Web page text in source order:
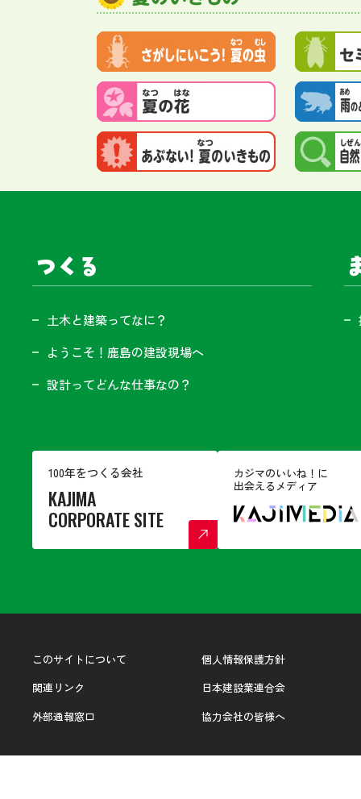
サイト内メニュー
土木と建築ってなに？
ようこそ！鹿島の建設現場へ
設計ってどんな仕事なの？
100年をつくる会社
KAJIMA
CORPORATE SITE
カジマのいいね！に
出会えるメディア
このサイトについて
個人情報保護方針
関連リンク
日本建設業連合会
外部通報窓口
協力会社の皆様へ